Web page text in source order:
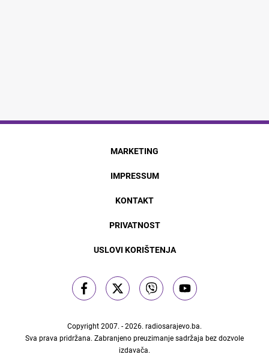
MARKETING
IMPRESSUM
KONTAKT
PRIVATNOST
USLOVI KORIŠTENJA
Copyright 2007. - 2026. radiosarajevo.ba.
Sva prava pridržana. Zabranjeno preuzimanje sadržaja bez dozvole
izdavača.